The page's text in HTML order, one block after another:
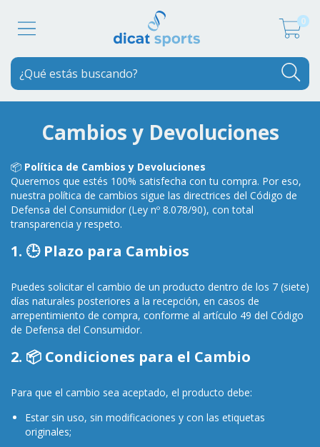
0
Cambios y Devoluciones
📦 Política de Cambios y Devoluciones
Queremos que estés 100% satisfecha con tu compra. Por eso,
nuestra política de cambios sigue las directrices del Código de
Defensa del Consumidor (Ley nº 8.078/90), con total
transparencia y respeto.
1. 🕒 Plazo para Cambios
Puedes solicitar el cambio de un producto dentro de los 7 (siete)
días naturales posteriores a la recepción, en casos de
arrepentimiento de compra, conforme al artículo 49 del Código
de Defensa del Consumidor.
2. 📦 Condiciones para el Cambio
Para que el cambio sea aceptado, el producto debe:
Estar sin uso, sin modificaciones y con las etiquetas
originales;